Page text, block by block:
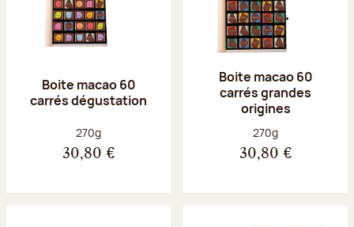
Boite macao 60
carrés dégustation
Poids net :
270g
30,80 €
Boite macao 60
carrés grandes
origines
Poids net :
270g
30,80 €